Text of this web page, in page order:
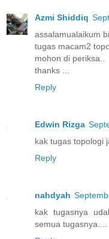
Azmi Shiddiq
assalamualaikum
tugas macam2
mohon di periksa..
thanks ...
Reply
Edwin Rizga
kak tugas topologi
Reply
nahdyah
kak tugasnya
semua tugasnya....